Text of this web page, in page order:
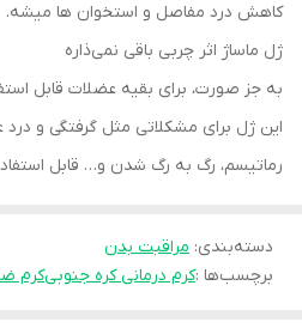
کاهش درد مفاصل و استخوان ها میشه.
ژل ماساژ اثر چربی باقی نمی‌ذاره
به جز صورت، برای بقیه عضلات قابل
این ژل برای مشکلاتی مثل گرفتگی و
رماتیسم، رگ به رگ شدن و… قابل
دسته‌بندی: مراقبت بدن
برچسب‌ها :کرم درمانی کره جنوبیکرم